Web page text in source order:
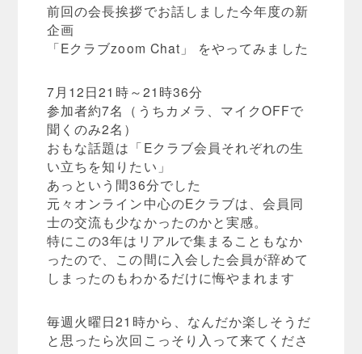
前回の会長挨拶でお話しました今年度の新
企画
「Eクラブzoom Chat」 をやってみました
7月12日21時～21時36分
参加者約7名（うちカメラ、マイクOFFで
聞くのみ2名）
おもな話題は「Eクラブ会員それぞれの生
い立ちを知りたい」
あっという間36分でした
元々オンライン中心のEクラブは、会員同
士の交流も少なかったのかと実感。
特にこの3年はリアルで集まることもなか
ったので、この間に入会した会員が辞めて
しまったのもわかるだけに悔やまれます
毎週火曜日21時から、なんだか楽しそうだ
と思ったら次回こっそり入って来てくださ